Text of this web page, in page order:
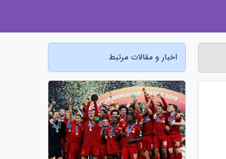
اخبار و مقالات مرتبط